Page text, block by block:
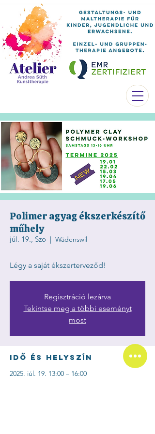
Polimer agyag ékszerkészítő
műhely
júl. 19., Szo
  |
Wädenswil
Légy a saját ékszerterveződ!
Regisztráció lezárva
Tekintse meg a többi eseményt
most
Idő és helyszín
2025. júl. 19. 13:00 – 16:00